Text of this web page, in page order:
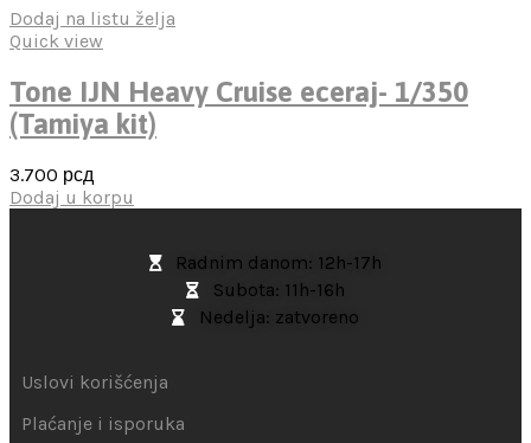
Dodaj na listu želja
Quick view
Tone IJN Heavy Cruise eceraj- 1/350
(Tamiya kit)
3.700 рсд
Dodaj u korpu
Radnim danom: 12h-17h
Subota: 11h-16h
Nedelja: zatvoreno
Uslovi korišćenja
Plaćanje i isporuka